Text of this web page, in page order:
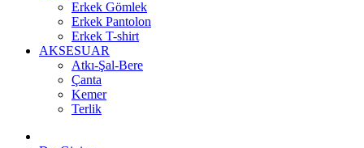
Erkek Gömlek
Erkek Pantolon
Erkek T-shirt
AKSESUAR
Atkı-Şal-Bere
Çanta
Kemer
Terlik